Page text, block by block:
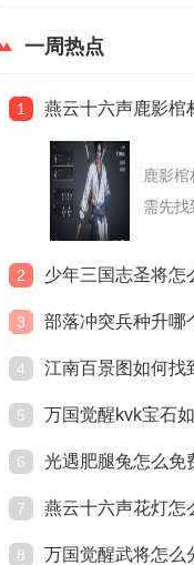
一周热点
1 燕云十六声鹿影棺
鹿影棺
需先找
2 少年三国志圣将怎
3 部落冲突兵种升哪
4 江南百景图如何找
5 万国觉醒kvk宝石
6 光遇肥腿兔怎么免
7 燕云十六声花灯怎
8 万国觉醒武将怎么